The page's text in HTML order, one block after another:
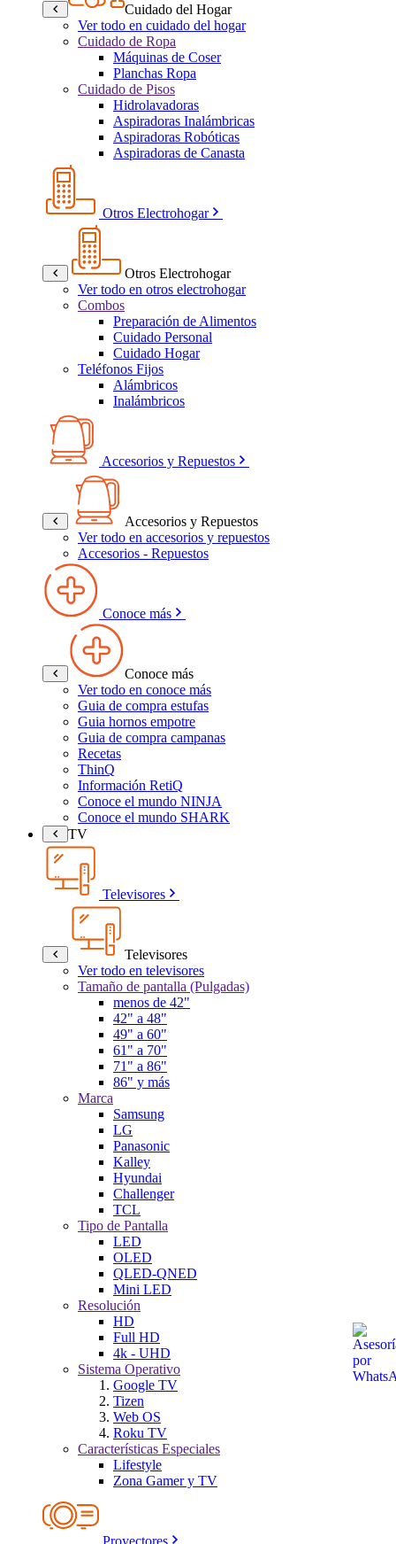
Cuidado del Hogar
Ver todo en cuidado del hogar
Cuidado de Ropa
Máquinas de Coser
Planchas Ropa
Cuidado de Pisos
Hidrolavadoras
Aspiradoras Inalámbricas
Aspiradoras Robóticas
Aspiradoras de Canasta
Otros Electrohogar
Otros Electrohogar
Ver todo en otros electrohogar
Combos
Preparación de Alimentos
Cuidado Personal
Cuidado Hogar
Teléfonos Fijos
Alámbricos
Inalámbricos
Accesorios y Repuestos
Accesorios y Repuestos
Ver todo en accesorios y repuestos
Accesorios - Repuestos
Conoce más
Conoce más
Ver todo en conoce más
Guia de compra estufas
Guia hornos empotre
Guia de compra campanas
Recetas
ThinQ
Información RetiQ
Conoce el mundo NINJA
Conoce el mundo SHARK
TV
Televisores
Televisores
Ver todo en televisores
Tamaño de pantalla (Pulgadas)
menos de 42"
42" a 48"
49" a 60"
61" a 70"
71" a 86"
86" y más
Marca
Samsung
LG
Panasonic
Kalley
Hyundai
Challenger
TCL
Tipo de Pantalla
LED
OLED
QLED-QNED
Mini LED
Resolución
HD
Full HD
4k - UHD
Sistema Operativo
Google TV
Tizen
Web OS
Roku TV
Características Especiales
Lifestyle
Zona Gamer y TV
Proyectores